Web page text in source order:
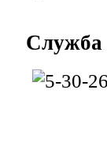
Служба